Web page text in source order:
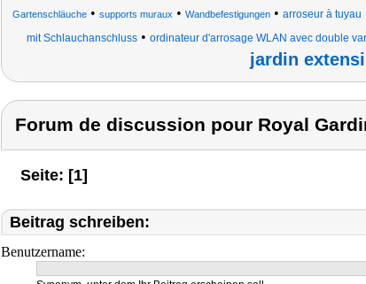
Gartenschläuche• supports muraux • Wandbefestigungen• arroseur à tuyau
mit Schlauchanschluss • ordinateur d'arrosage WLAN avec double
jardin
Forum de discussion pour Royal
Seite: [1]
Beitrag schreiben:
Benutzername: